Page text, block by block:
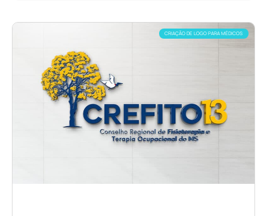
CRIAÇÃO DE LOGO PARA MÉDICOS